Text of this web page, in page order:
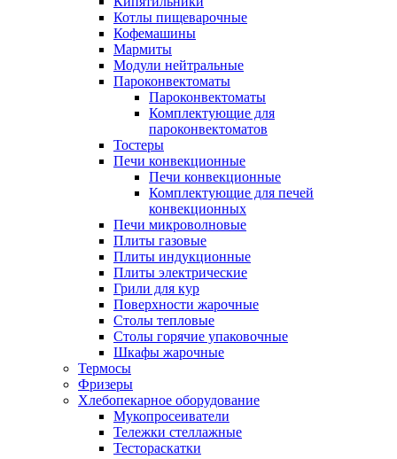
Котлы пищеварочные
Кофемашины
Мармиты
Модули нейтральные
Пароконвектоматы
Пароконвектоматы
Комплектующие для
пароконвектоматов
Тостеры
Печи конвекционные
Печи конвекционные
Комплектующие для печей
конвекционных
Печи микроволновые
Плиты газовые
Плиты индукционные
Плиты электрические
Грили для кур
Поверхности жарочные
Столы тепловые
Столы горячие упаковочные
Шкафы жарочные
Термосы
Фризеры
Хлебопекарное оборудование
Мукопросеиватели
Тележки стеллажные
Тестораскатки